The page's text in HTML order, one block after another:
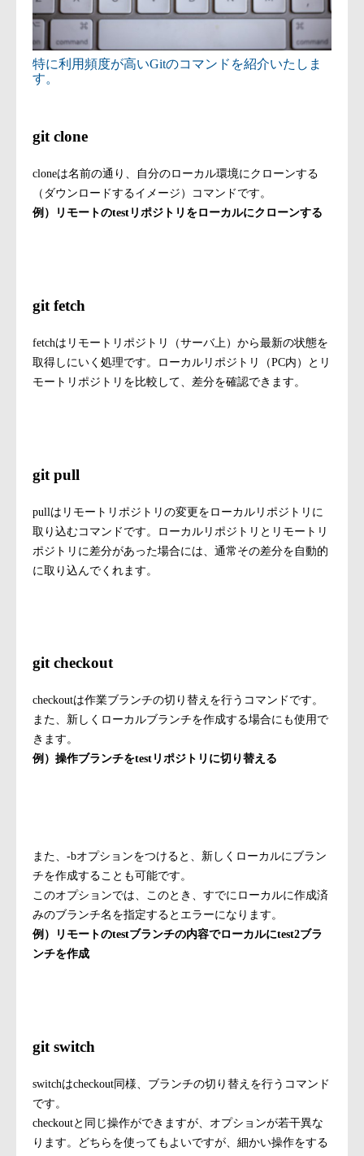
特に利用頻度が高いGitのコマンドを紹介いたしま
す。
git clone
cloneは名前の通り、自分のローカル環境にクローンする
（ダウンロードするイメージ）コマンドです。
例）リモートのtestリポジトリをローカルにクローンする
git fetch
fetchはリモートリポジトリ（サーバ上）から最新の状態を
取得しにいく処理です。ローカルリポジトリ（PC内）とリ
モートリポジトリを比較して、差分を確認できます。
git pull
pullはリモートリポジトリの変更をローカルリポジトリに
取り込むコマンドです。ローカルリポジトリとリモートリ
ポジトリに差分があった場合には、通常その差分を自動的
に取り込んでくれます。
git checkout
checkoutは作業ブランチの切り替えを行うコマンドです。
また、新しくローカルブランチを作成する場合にも使用で
きます。
例）操作ブランチをtestリポジトリに切り替える
また、-bオプションをつけると、新しくローカルにブラン
チを作成することも可能です。
このオプションでは、このとき、すでにローカルに作成済
みのブランチ名を指定するとエラーになります。
例）リモートのtestブランチの内容でローカルにtest2ブラ
ンチを作成
git switch
switchはcheckout同様、ブランチの切り替えを行うコマンド
です。
checkoutと同じ操作ができますが、オプションが若干異な
ります。どちらを使ってもよいですが、細かい操作をする